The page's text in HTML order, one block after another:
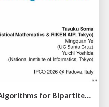
O(log n)-Approximation Algorithms for Bipartiteness Ratio